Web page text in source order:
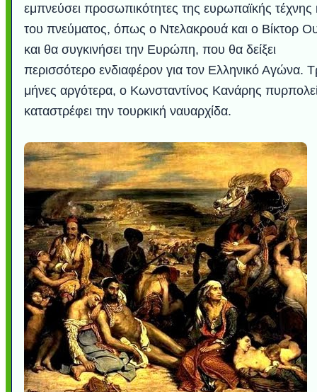
εμπνεύσει προσωπικότητες της ευρωπαϊκής τέχνης
του πνεύματος, όπως ο Ντελακρουά και ο Βίκτορ
και θα συγκινήσει την Ευρώπη, που θα δείξει
περισσότερο ενδιαφέρον για τον Ελληνικό Αγώνα.
μήνες αργότερα, ο Κωνσταντίνος Κανάρης
καταστρέφει την τουρκική ναυαρχίδα.